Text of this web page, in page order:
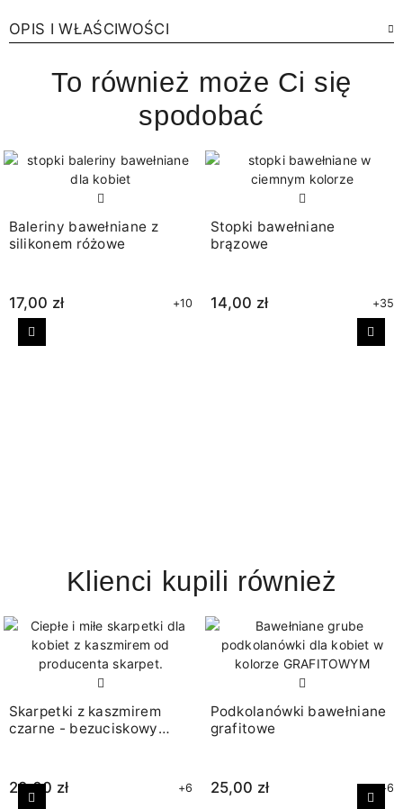
OPIS I WŁAŚCIWOŚCI
To również może Ci się
spodobać
Baleriny bawełniane z
silikonem różowe
17,00 zł +10
Stopki bawełniane
brązowe
14,00 zł +35
Poprzedni
Klienci kupili również
Skarpetki z kaszmirem
czarne - bezuciskowy
29,00 zł +6
Podkolanówki bawełniane
grafitowe
25,00 zł +6